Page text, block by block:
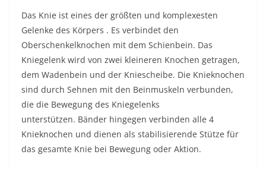
Das Knie ist eines der größten und komplexesten
Gelenke des Körpers . Es verbindet den
Oberschenkelknochen mit dem Schienbein. Das
Kniegelenk wird von zwei kleineren Knochen getragen,
dem Wadenbein und der Kniescheibe. Die Knieknochen
sind durch Sehnen mit den Beinmuskeln verbunden,
die die Bewegung des Kniegelenks
unterstützen. Bänder hingegen verbinden alle 4
Knieknochen und dienen als stabilisierende Stütze für
das gesamte Knie bei Bewegung oder Aktion.